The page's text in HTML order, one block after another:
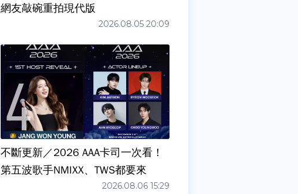
網友敲碗重拍現代版
2026.08.05 20:09
不斷更新／2026 AAA卡司一次看！
第五波歌手NMIXX、TWS都要來
2026.08.06 15:29